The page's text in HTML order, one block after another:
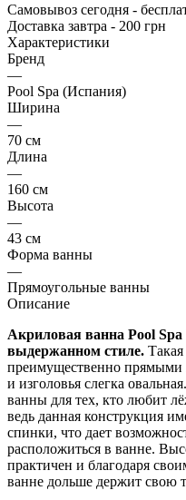
Самовывоз сегодня -
Доставка завтра - 200 грн
Характеристики
Бренд
—
Pool Spa (Испания)
Ширина
—
70 см
Длина
—
160 см
Высота
—
43 см
Форма ванны
—
Прямоугольные ванны
Описание
Акриловая ванна Pool Spa
выдержанном стиле.
преимущественно прямыми
и изголовья слегка
ванны для тех, кто любит
ведь данная конструкция
спинки, что дает
расположиться в ванне.
практичен и благодаря
ванне дольше держит свою